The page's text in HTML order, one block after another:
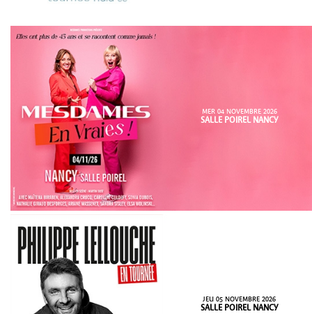
MER 04 NOVEMBRE 2026
SALLE POIREL NANCY
JEU 05 NOVEMBRE 2026
SALLE POIREL NANCY